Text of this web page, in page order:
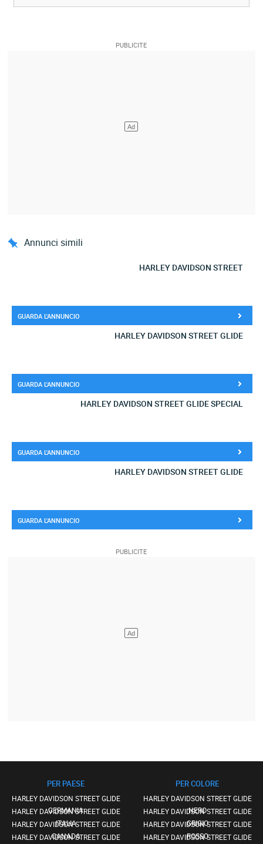
Annunci simili
HARLEY DAVIDSON STREET
GUARDA L'ANNUNCIO
HARLEY DAVIDSON STREET GLIDE
GUARDA L'ANNUNCIO
HARLEY DAVIDSON STREET GLIDE SPECIAL
GUARDA L'ANNUNCIO
HARLEY DAVIDSON STREET GLIDE
GUARDA L'ANNUNCIO
PER PAESE
HARLEY DAVIDSON STREET GLIDE
GERMANIA
HARLEY DAVIDSON STREET GLIDE
ITALIA
HARLEY DAVIDSON STREET GLIDE
CANADA
HARLEY DAVIDSON STREET GLIDE
PER COLORE
HARLEY DAVIDSON STREET GLIDE
NERO
HARLEY DAVIDSON STREET GLIDE
GRIGIO
HARLEY DAVIDSON STREET GLIDE
ROSSO
HARLEY DAVIDSON STREET GLIDE